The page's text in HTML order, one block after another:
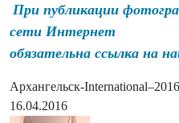
При публикации
сети Интернет
обязательна ссылка на
Архангельск-International–2016
16.04.2016